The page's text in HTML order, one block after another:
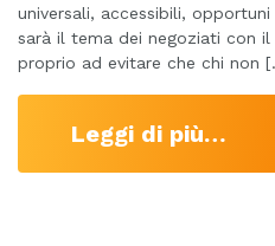
universali, accessibili,
sarà il tema dei negoziati con
proprio ad evitare che chi non
Leggi di più…